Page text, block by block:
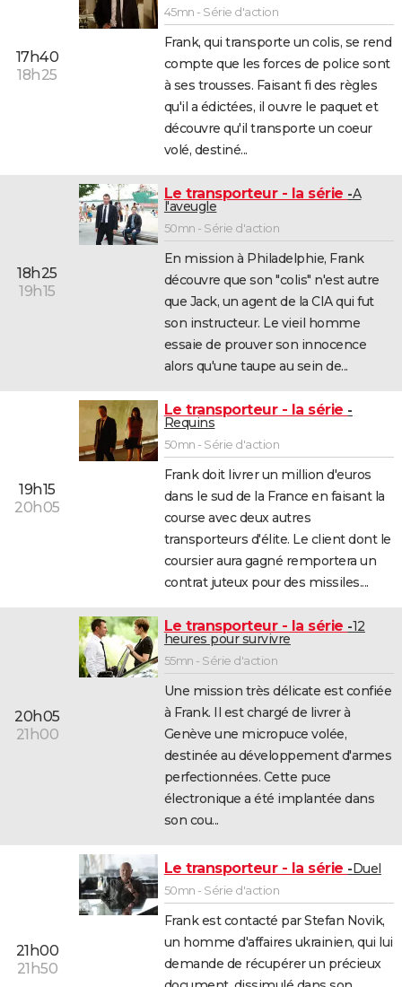
17h40
18h25
45mn - Série d'action
Frank, qui transporte un colis, se rend
compte que les forces de police sont
à ses trousses. Faisant fi des règles
qu'il a édictées, il ouvre le paquet et
découvre qu'il transporte un coeur
volé, destiné...
18h25
19h15
Le transporteur - la série A
l'aveugle
50mn - Série d'action
En mission à Philadelphie, Frank
découvre que son "colis" n'est autre
que Jack, un agent de la CIA qui fut
son instructeur. Le vieil homme
essaie de prouver son innocence
alors qu'une taupe au sein de...
19h15
20h05
Le transporteur - la série
Requins
50mn - Série d'action
Frank doit livrer un million d'euros
dans le sud de la France en faisant la
course avec deux autres
transporteurs d'élite. Le client dont le
coursier aura gagné remportera un
contrat juteux pour des missiles....
20h05
21h00
Le transporteur - la série 12
heures pour survivre
55mn - Série d'action
Une mission très délicate est confiée
à Frank. Il est chargé de livrer à
Genève une micropuce volée,
destinée au développement d'armes
perfectionnées. Cette puce
électronique a été implantée dans
son cou...
21h00
21h50
Le transporteur - la série Duel
50mn - Série d'action
Frank est contacté par Stefan Novik,
un homme d'affaires ukrainien, qui lui
demande de récupérer un précieux